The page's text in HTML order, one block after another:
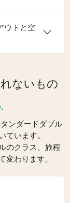
ないもの
ンダードダブル
ています。
のクラス、旅程
変わります。